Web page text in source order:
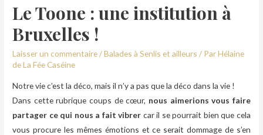
Le Toone : une institution à
Bruxelles !
Laisser un commentaire/Balades à Senlis et ailleurs / ParHélaine
de La Fée Caséine
Notre vie c’est la déco, mais il n’y a pas que la déco dans la vie !
Dans cette rubrique coups de cœur, nous aimerions vous faire
partager ce qui nous a fait vibrer car il se pourrait bien que cela
vous procure les mêmes émotions et ce serait dommage de s’en